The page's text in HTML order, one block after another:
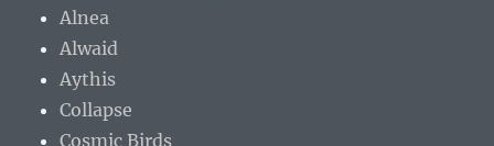
Alnea
Alwaid
Aythis
Collapse
Cosmic Birds